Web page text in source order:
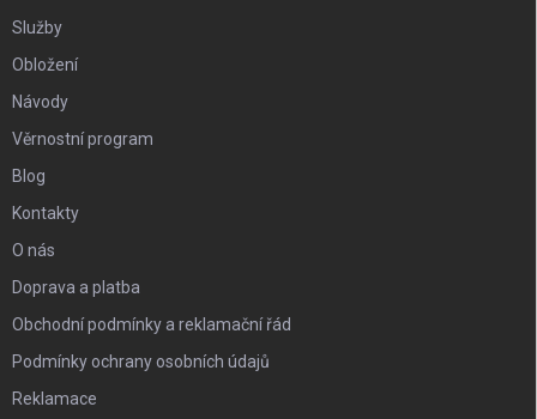
Služby
Obložení
Návody
Věrnostní program
Blog
Kontakty
O nás
Doprava a platba
Obchodní podmínky a reklamační řád
Podmínky ochrany osobních údajů
Reklamace